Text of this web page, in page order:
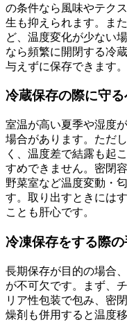
の条件なら風味やテク
生も抑えられます。ま
ど、温度変化が少ない
なら頻繁に開閉する冷
与えずに保存できます。
冷蔵保存の際に守
室温が高い夏季や湿度
場合があります。ただ
く、温度差で結露も起
すめできません。密閉
野菜室など温度変動・
す。取り出すときには
ことも肝心です。
冷凍保存をする際
長期保存が目的の場合
が不可欠です。まず、
リア性包装で包み、密
燥剤も併用すると温度